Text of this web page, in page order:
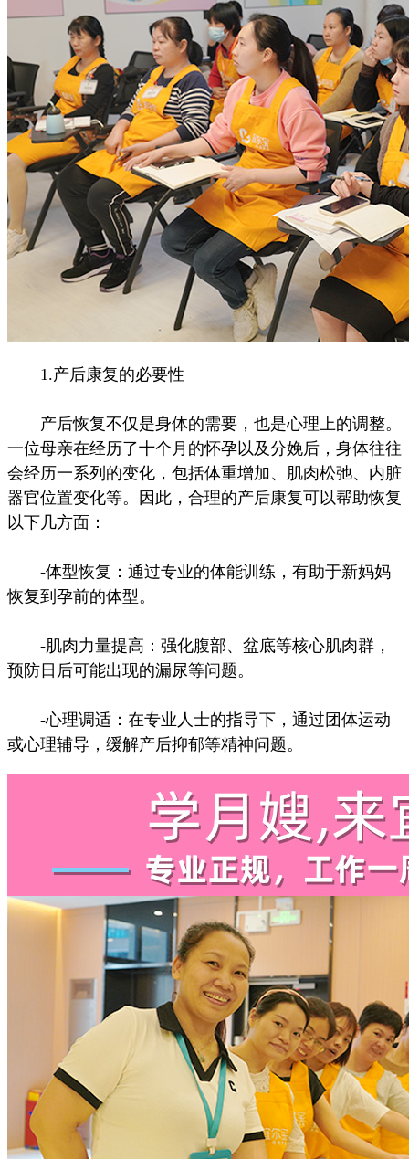
1.产后康复的必要性
产后恢复不仅是身体的需要，也是心理上的调整。
一位母亲在经历了十个月的怀孕以及分娩后，身体往往
会经历一系列的变化，包括体重增加、肌肉松弛、内脏
器官位置变化等。因此，合理的产后康复可以帮助恢复
以下几方面：
-体型恢复：通过专业的体能训练，有助于新妈妈
恢复到孕前的体型。
-肌肉力量提高：强化腹部、盆底等核心肌肉群，
预防日后可能出现的漏尿等问题。
-心理调适：在专业人士的指导下，通过团体运动
或心理辅导，缓解产后抑郁等精神问题。